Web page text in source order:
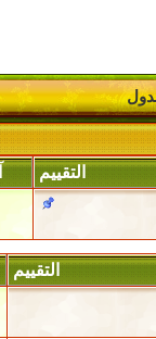
التقييم
التقييم